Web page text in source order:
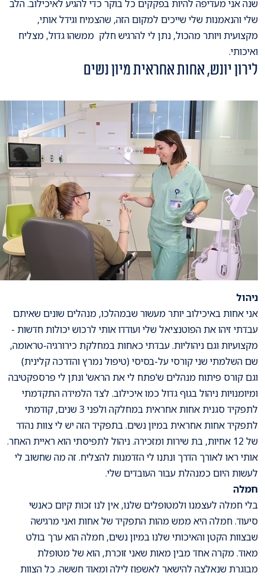
שנה אני מעדיפה להיות בפקקים כל בוקר כדי להגיע לאיכילוב. הלב
שלי והנאמנות שלי שייכים למקום הזה, שהצמיח וגידל אותי,
מקצועית ויותר מהכול, נתן לי להרגיש חלק ממשהו גדול, מצליח
ואיכותי.
לירון יונש, אחות אחראית מיון נשים
ניהול
אני אחות באיכילוב יותר מעשור שבמהלכו, מנהלים שונים שאיתם
עבדתי זיהו את הפוטנציאל שלי ועודדו אותי לרכוש יכולות חדשות -
מקצועיות וגם ניהוליות. עבדתי כאחות במחלקת כירורגיה-טראומה,
שם השלמתי שני קורסי על-בסיסי (טיפול נמרץ והדרכה קלינית)
וגם קורס פיתוח מנהלים ש'פתח לי את הראש' ונתן לי פרספקטיבה
ומיומנויות ניהול בגוף גדול כמו איכילוב. לצד הלמידה התקדמתי
לתפקיד סגנית אחות אחראית במחלקה ולפני 3 שנים, קודמתי
לתפקיד אחות אחראית במיון נשים. בתפקיד הזה יש לי צוות נהדר
של 12 אחיות, בת שירות ומזכירה. ניהול לתפיסתי הוא ראיית האחר.
אותי ראו לאורך הדרך ונתנו לי הזדמנות להצליח. זה מה שחשוב לי
לעשות היום כמנהלת עבור העובדים שלי.
חמלה
בלי חמלה לעצמנו ולמטופלים שלנו, אין לנו זכות קיום כאנשי
סיעוד. חמלה היא ממש מהות התפקיד של אחות ואני מרגישה
שבצוות הקטן והאיכותי שלנו במיון נשים, חמלה הוא ערך בולט
מאוד. מקרה אחד מבין מאות שאני זוכרת, הוא של מטופלת
מבוגרת שנאלצה להישאר לאשפוז לילה ומאוד חששה. כל הצוות